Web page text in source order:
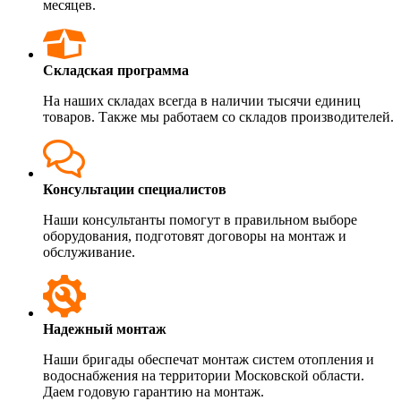
месяцев.
Складская программа
На наших складах всегда в наличии тысячи единиц
товаров. Также мы работаем со складов производителей.
Консультации специалистов
Наши консультанты помогут в правильном выборе
оборудования, подготовят договоры на монтаж и
обслуживание.
Надежный монтаж
Наши бригады обеспечат монтаж систем отопления и
водоснабжения на территории Московской области.
Даем годовую гарантию на монтаж.